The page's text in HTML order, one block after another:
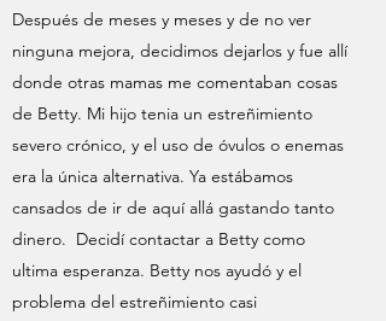
Después de meses y meses y de no ver
ninguna mejora, decidimos dejarlos y fue allí
donde otras mamas me comentaban cosas
de Betty. Mi hijo tenia un estreñimiento
severo crónico, y el uso de óvulos o enemas
era la única alternativa. Ya estábamos
cansados de ir de aquí allá gastando tanto
dinero. Decidí contactar a Betty como
ultima esperanza. Betty nos ayudó y el
problema del estreñimiento casi